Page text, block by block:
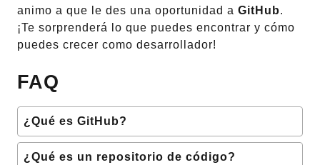
animo a que le des una oportunidad a GitHub.
¡Te sorprenderá lo que puedes encontrar y cómo
puedes crecer como desarrollador!
FAQ
¿Qué es GitHub?
¿Qué es un repositorio de código?